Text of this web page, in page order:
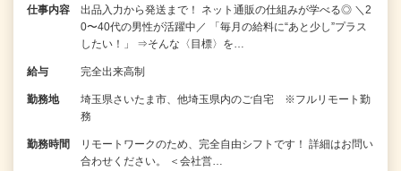
仕事内容
出品入力から発送まで！ ネット通販の仕組みが学べる◎ ＼2
0〜40代の男性が活躍中／ 「毎月の給料に“あと少し”プラス
したい！」 ⇒そんな〈目標〉を…
給与 完全出来高制
勤務地
埼玉県さいたま市、他埼玉県内のご自宅 ※フルリモート勤
務
勤務時間
リモートワークのため、完全自由シフトです！ 詳細はお問い
合わせください。 ＜会社営…